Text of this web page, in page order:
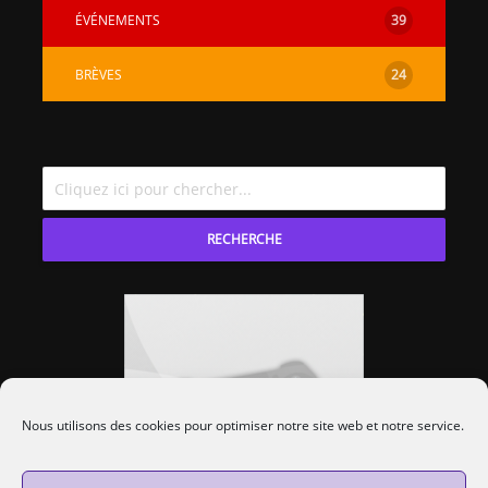
Nous utilisons des cookies pour optimiser notre site web et notre service.
ÉVÉNEMENTS 39
BRÈVES 24
RECHERCHE